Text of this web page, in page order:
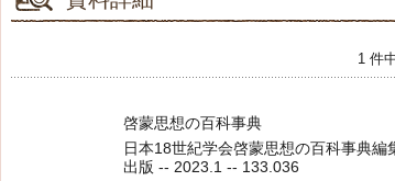
1 件
啓蒙思想の百科事典
日本18世紀学会啓蒙思想の百科事典
出版 -- 2023.1 -- 133.036